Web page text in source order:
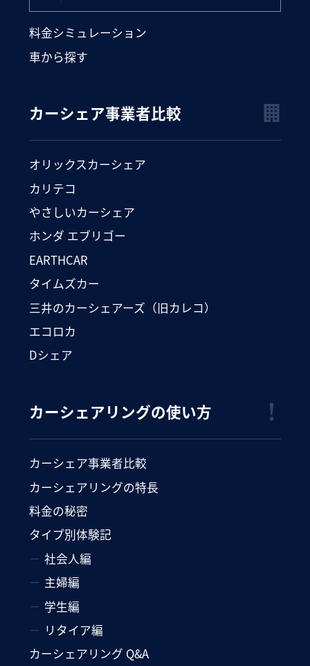
料金シミュレーション
車から探す
カーシェア事業者比較
オリックスカーシェア
カリテコ
やさしいカーシェア
ホンダ エブリゴー
EARTHCAR
タイムズカー
三井のカーシェアーズ（旧カレコ）
エコロカ
Dシェア
カーシェアリングの使い方
カーシェア事業者比較
カーシェアリングの特長
料金の秘密
タイプ別体験記
社会人編
主婦編
学生編
リタイア編
カーシェアリング Q&A